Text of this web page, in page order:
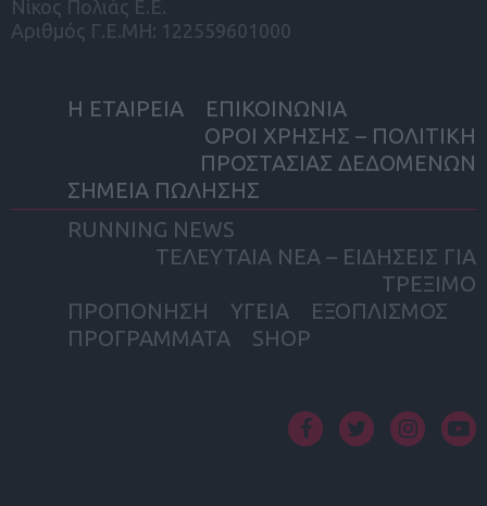
Νίκος Πολιάς Ε.Ε.
Αριθμός Γ.Ε.ΜΗ: 122559601000
Η ΕΤΑΙΡΕΙΑ
ΕΠΙΚΟΙΝΩΝΙΑ
ΟΡΟΙ ΧΡΗΣΗΣ – ΠΟΛΙΤΙΚΗ
ΠΡΟΣΤΑΣΙΑΣ ΔΕΔΟΜΕΝΩΝ
ΣΗΜΕΙΑ ΠΩΛΗΣΗΣ
RUNNING NEWS
ΤΕΛΕΥΤΑΙΑ ΝΕΑ – ΕΙΔΗΣΕΙΣ ΓΙΑ
ΤΡΕΞΙΜΟ
ΠΡΟΠΟΝΗΣΗ
ΥΓΕΙΑ
ΕΞΟΠΛΙΣΜΟΣ
ΠΡΟΓΡΑΜΜΑΤΑ
SHOP